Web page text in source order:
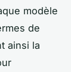
modèle
de
ainsi la